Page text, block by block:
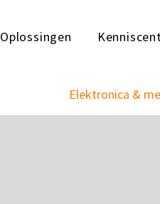
Oplossingen
Elektronica &